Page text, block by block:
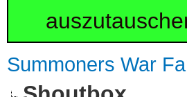
Summoners War